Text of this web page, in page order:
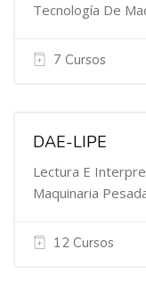
Tecnología De
7 Cursos
DAE-LIPE
Lectura E
Maquinaria
12 Cursos